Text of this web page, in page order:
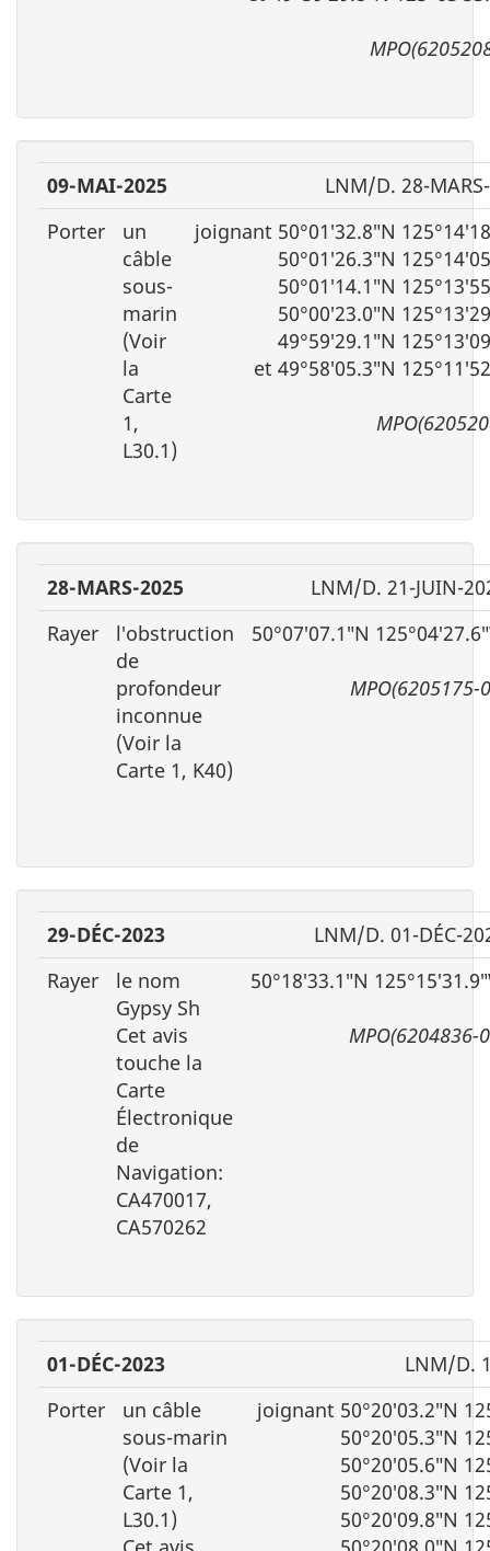
09-MAI-2025
LNM/D. 28-
Porter
un
câble
sous-
marin
(Voir
la
Carte
1,
L30.1)
joignant 50°01′32.8″N
50°01′26.3″N
50°01′14.1″N
50°00′23.0″N
49°59′29.1″N
et 49°58′05.3″N
28-MARS-2025
LNM/D. 21-JUIN-
Rayer
l′obstruction
de
profondeur
inconnue
(Voir la
Carte 1, K40)
50°07′07.1″N
MPO(6205175-
29-DÉC-2023
LNM/D. 01-DÉC-
Rayer
le nom
Gypsy Sh
Cet avis
touche la
Carte
Électronique
de
Navigation:
CA470017,
CA570262
50°18′33.1″N
MPO(6204836-
01-DÉC-2023
LNM/D.
Porter
un câble
sous-marin
(Voir la
Carte 1,
L30.1)
joignant 50°20′03.2″N
50°20′05.3″N
50°20′05.6″N
50°20′08.3″N
50°20′09.8″N